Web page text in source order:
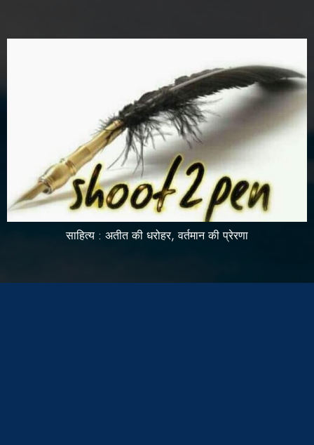
साहित्य : अतीत की धरोहर, वर्तमान की प्रेरणा